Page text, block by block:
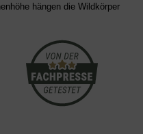
hängen die Wildkörper